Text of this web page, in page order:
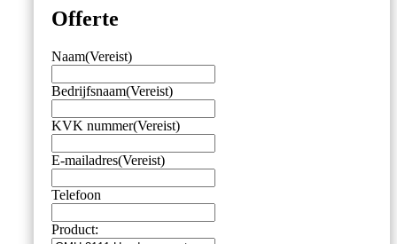
Offerte
Naam(Vereist)
Bedrijfsnaam(Vereist)
KVK nummer(Vereist)
E-mailadres(Vereist)
Telefoon
Product: